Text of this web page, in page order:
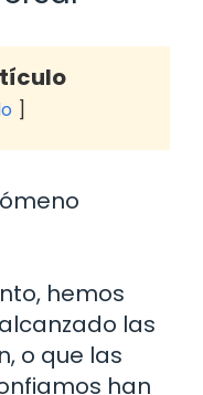
hemos
las
o que las
han